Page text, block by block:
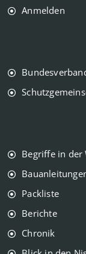
Anmelden
Begriffe in der
Packliste
Berichte
Chronik